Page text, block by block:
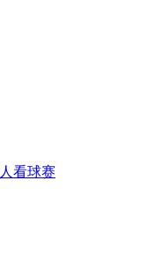
看球赛